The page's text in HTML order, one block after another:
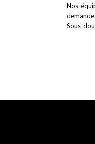
Nos
demande.
Sous